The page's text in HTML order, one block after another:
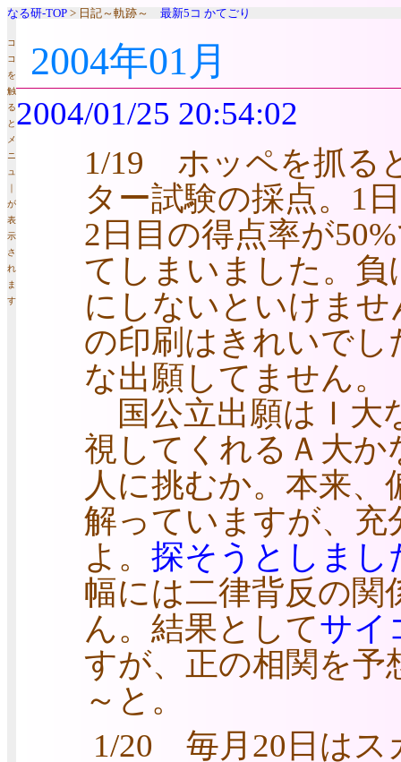
なる研-TOP > 日記～軌跡～ 最新5コ かてごり
コ
コ
を
触
る
と
メ
ニ
ュ
｜
が
表
示
さ
れ
ま
す
2004年01月
2004/01/25 20:54:02
1/19 ホッペを抓る
ター試験の採点。1
2日目の得点率が
てしまいました。
にしないといけま
の印刷はきれいで
な出願してません。
国公立出願はＩ大
視してくれるＡ大か
人に挑むか。本来
解っていますが、
よ。 探そうとしまし
幅には二律背反の
ん。結果としてサイ
すが、正の相関を予
～と。
1/20 毎月20日はス